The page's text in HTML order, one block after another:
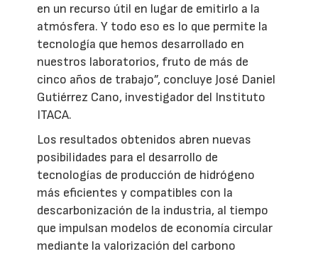
en un recurso útil en lugar de emitirlo a la
atmósfera. Y todo eso es lo que permite la
tecnología que hemos desarrollado en
nuestros laboratorios, fruto de más de
cinco años de trabajo”, concluye José Daniel
Gutiérrez Cano, investigador del Instituto
ITACA.
Los resultados obtenidos abren nuevas
posibilidades para el desarrollo de
tecnologías de producción de hidrógeno
más eficientes y compatibles con la
descarbonización de la industria, al tiempo
que impulsan modelos de economía circular
mediante la valorización del carbono